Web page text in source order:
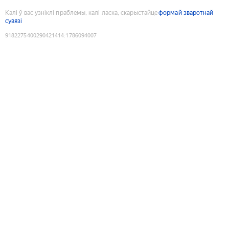
Калі ў вас узніклі праблемы, калі ласка, скарыстайцеформай зваротнай
сувязі
9182275400290421414:1786094007